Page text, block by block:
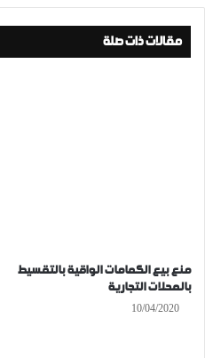
مقالات ذات صلة
منع بيع الكمامات الواقية بالتقسيط
بالمحلات التجارية
10/04/2020